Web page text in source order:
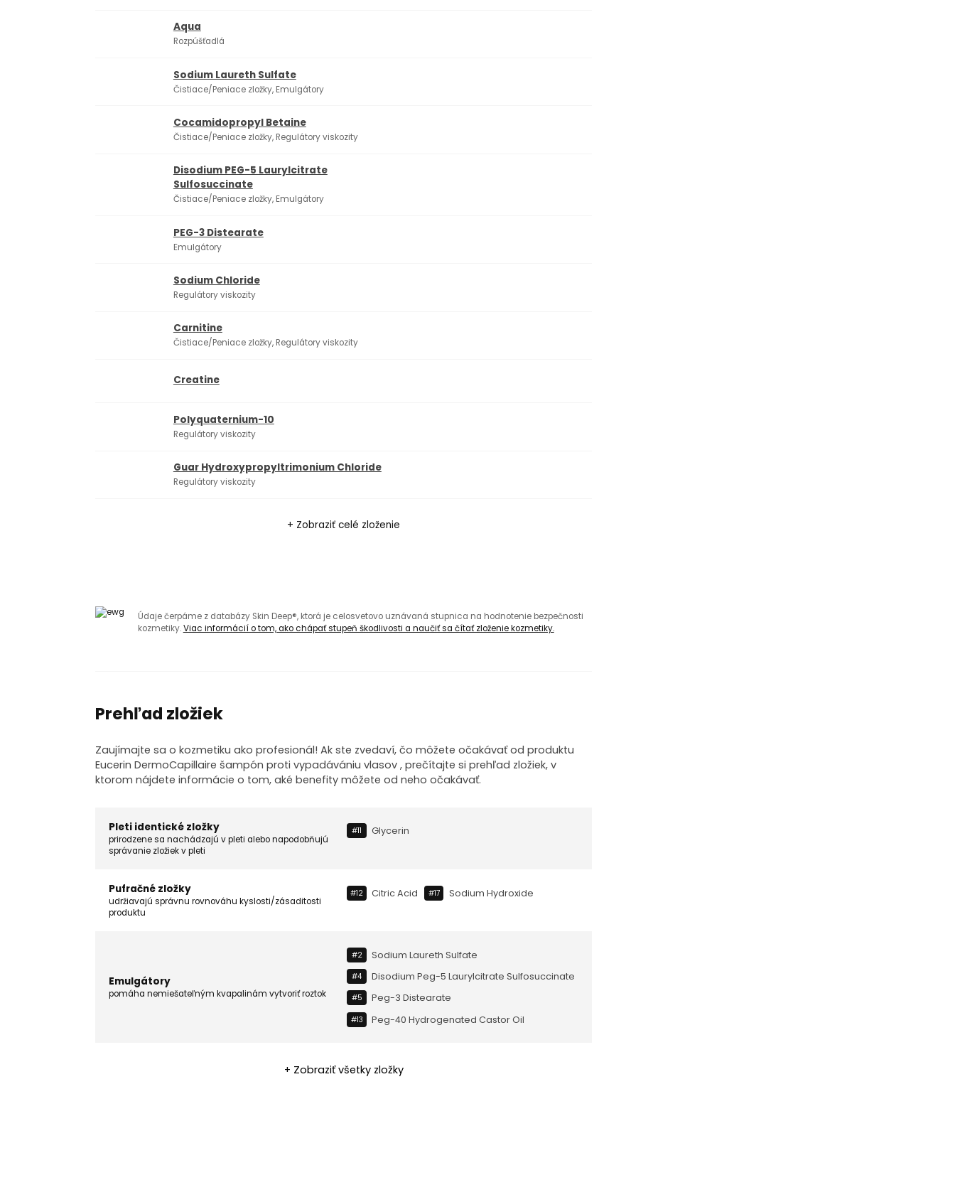
Aqua
Rozpúšťadlá
Sodium Laureth Sulfate
Čistiace/Peniace zložky, Emulgátory
Cocamidopropyl Betaine
Čistiace/Peniace zložky, Regulátory viskozity
Disodium PEG-5 Laurylcitrate
Sulfosuccinate
Čistiace/Peniace zložky, Emulgátory
PEG-3 Distearate
Emulgátory
Sodium Chloride
Regulátory viskozity
Carnitine
Čistiace/Peniace zložky, Regulátory viskozity
Creatine
Polyquaternium-10
Regulátory viskozity
Guar Hydroxypropyltrimonium Chloride
Regulátory viskozity
+ Zobraziť celé zloženie
Údaje čerpáme z databázy Skin Deep®, ktorá je celosvetovo uznávaná stupnica na hodnotenie bezpečnosti
kozmetiky.Viac informácií o tom, ako chápať stupeň škodlivosti a naučiť sa čítať zloženie kozmetiky.
Prehľad zložiek
Zaujímajte sa o kozmetiku ako profesionál! Ak ste zvedaví, čo môžete očakávať od produktu
Eucerin DermoCapillaire šampón proti vypadávániu vlasov , prečítajte si prehľad zložiek, v
ktorom nájdete informácie o tom, aké benefity môžete od neho očakávať.
Pleti identické zložky
prirodzene sa nachádzajú v pleti alebo napodobňujú
správanie zložiek v pleti
#11 Glycerin
Pufračné zložky
udržiavajú správnu rovnováhu kyslosti/zásaditosti
produktu
#12 Citric Acid #17 Sodium Hydroxide
Emulgátory
pomáha nemiešateľným kvapalinám vytvoriť roztok
#2 Sodium Laureth Sulfate
#4 Disodium Peg-5 Laurylcitrate Sulfosuccinate
#5 Peg-3 Distearate
#13 Peg-40 Hydrogenated Castor Oil
+ Zobraziť všetky zložky